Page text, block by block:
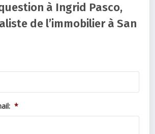
à Ingrid Pasco,
de l’immobilier à San
*